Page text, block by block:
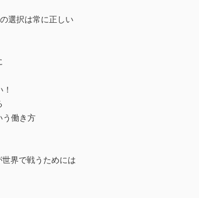
選択は常に正しい
働き方
界で戦うためには